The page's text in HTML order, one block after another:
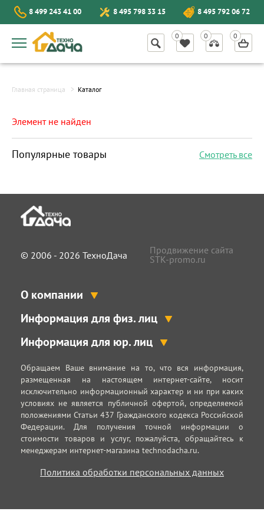
8 499 243 41 00 8 495 798 33 15 8 495 792 06 72
Главная страница Каталог
Элемент не найден
Популярные товары Смотреть все
© 2006 - 2026 ТехноДача
Продвижение сайта
STK-promo.ru
О компании
Информация для физ. лиц
Информация для юр. лиц
Обращаем Ваше внимание на то, что вся информация,
размещенная на настоящем интернет-сайте, носит
исключительно информационный характер и ни при каких
условиях не является публичной офертой, определяемой
положениями Статьи 437 Гражданского кодекса Российской
Федерации. Для получения точной информации о
стоимости товаров и услуг, пожалуйста, обращайтесь к
менеджерам интернет-магазина technodacha.ru.
Политика обработки персональных данных